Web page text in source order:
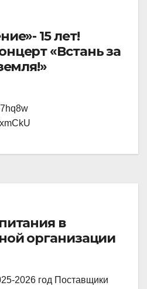
15 лет!
«Встань за
в
организации
2026 год Поставщики